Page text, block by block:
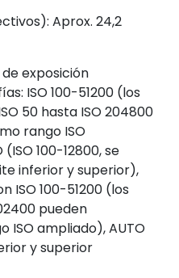
Aprox. 24,2
exposición
ISO 100-51200 (los
50 hasta ISO 204800
rango ISO
100-12800, se
inferior y superior),
ISO 100-51200 (los
pueden
ISO ampliado), AUTO
y superior